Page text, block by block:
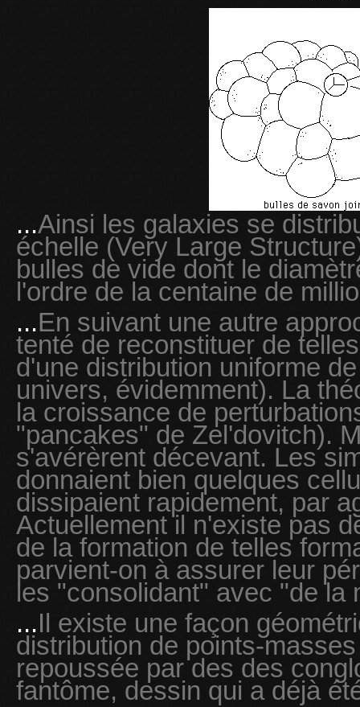
...Ainsi les galaxies se
échelle (Very Large
bulles de vide dont le
l'ordre de la centaine de
...En suivant une autre
tenté de reconstituer de
d'une distribution uniforme
univers, évidemment). La
la croissance de
"pancakes" de Zel'dovitch).
s'avérèrent décevant. Les
donnaient bien quelques
dissipaient rapidement, par
Actuellement il n'existe pas
de la formation de telles
parvient-on à assurer leur
les "consolidant" avec "de la
...Il existe une façon
distribution de points-
repoussée par des des
fantôme, dessin qui a déjà